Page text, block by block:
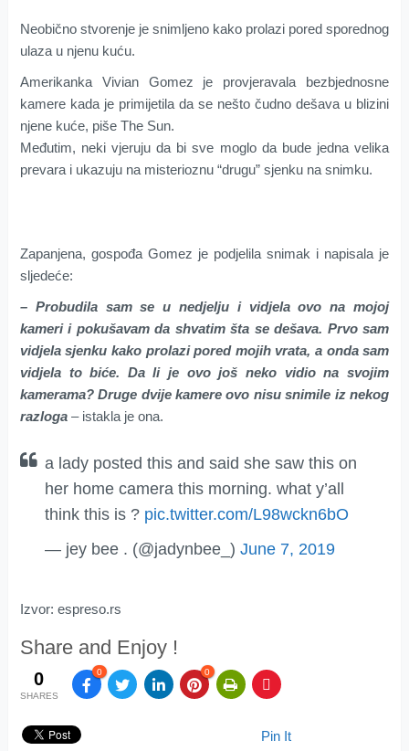
Neobično stvorenje je snimljeno kako prolazi pored sporednog
ulaza u njenu kuću.
Amerikanka Vivian Gomez je provjeravala bezbjednosne
kamere kada je primijetila da se nešto čudno dešava u blizini
njene kuće, piše The Sun.
Međutim, neki vjeruju da bi sve moglo da bude jedna velika
prevara i ukazuju na misterioznu “drugu” sjenku na snimku.
Zapanjena, gospođa Gomez je podjelila snimak i napisala je
sljedeće:
– Probudila sam se u nedjelju i vidjela ovo na mojoj
kameri i pokušavam da shvatim šta se dešava. Prvo sam
vidjela sjenku kako prolazi pored mojih vrata, a onda sam
vidjela to biće. Da li je ovo još neko vidio na svojim
kamerama? Druge dvije kamere ovo nisu snimile iz nekog
razloga– istakla je ona.
a lady posted this and said she saw this on
her home camera this morning. what y’all
think this is ? pic.twitter.com/L98wckn6bO
— jey bee . (@jadynbee_) June 7, 2019
Izvor: espreso.rs
Share and Enjoy !
0
SHARES
0 0
Pin It